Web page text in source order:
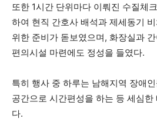
또한 1시간 단위마다 이뤄진 수질체
하여 현직 간호사 배석과 제세동기
위한 준비가 돋보였으며, 화장실과
편의시설 마련에도 정성을 들였다.
특히 행사 중 하루는 남해지역 장애
공간으로 시간편성을 하는 등 세심한
다.